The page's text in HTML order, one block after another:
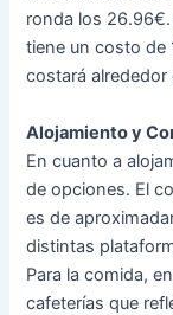
ronda los 26.96€.
tiene un costo de
costará
Alojamiento y
En cuanto a
de opciones. El
es de
distintas
Para la comida,
cafeterías que